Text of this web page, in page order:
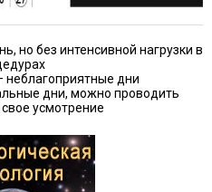
но без интенсивной нагрузки в
дни
дни, можно проводить
усмотрение